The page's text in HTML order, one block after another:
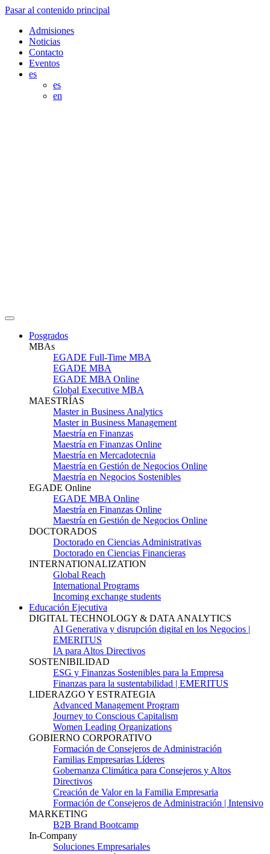
Pasar al contenido principal
Admisiones
Noticias
Contacto
Eventos
es
es
en
Posgrados
MBAs
EGADE Full-Time MBA
EGADE MBA
EGADE MBA Online
Global Executive MBA
MAESTRÍAS
Master in Business Analytics
Master in Business Management
Maestría en Finanzas
Maestría en Finanzas Online
Maestría en Mercadotecnia
Maestría en Gestión de Negocios Online
Maestría en Negocios Sostenibles
EGADE Online
EGADE MBA Online
Maestría en Finanzas Online
Maestría en Gestión de Negocios Online
DOCTORADOS
Doctorado en Ciencias Administrativas
Doctorado en Ciencias Financieras
INTERNATIONALIZATION
Global Reach
International Programs
Incoming exchange students
Educación Ejecutiva
DIGITAL TECHNOLOGY & DATA ANALYTICS
AI Generativa y disrupción digital en los Negocios |
EMERITUS
IA para Altos Directivos
SOSTENIBILIDAD
ESG y Finanzas Sostenibles para la Empresa
Finanzas para la sustentabilidad | EMERITUS
LIDERAZGO Y ESTRATEGIA
Advanced Management Program
Journey to Conscious Capitalism
Women Leading Organizations
GOBIERNO CORPORATIVO
Formación de Consejeros de Administración
Familias Empresarias Líderes
Gobernanza Climática para Consejeros y Altos
Directivos
Creación de Valor en la Familia Empresaria
Formación de Consejeros de Administración | Intensivo
MARKETING
B2B Brand Bootcamp
In-Company
Soluciones Empresariales